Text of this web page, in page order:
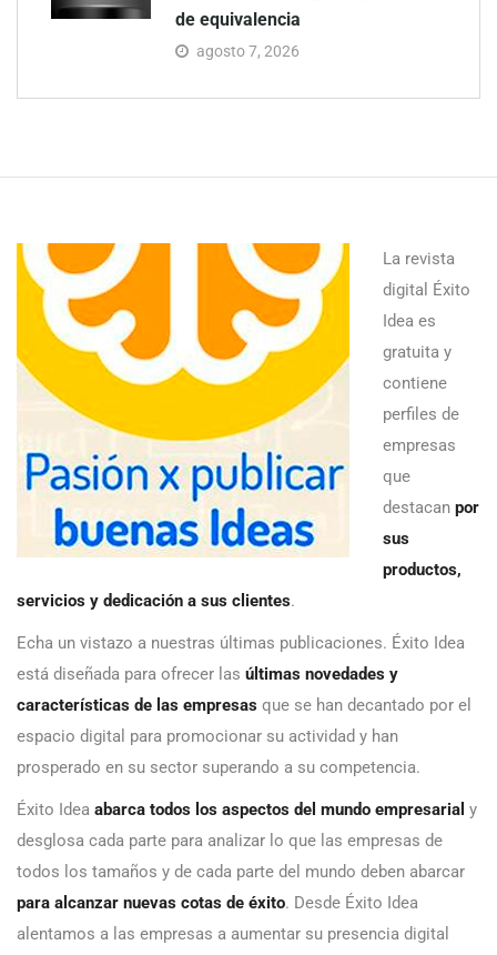
de equivalencia
agosto 7, 2026
La revista
digital Éxito
Idea es
gratuita y
contiene
perfiles de
empresas
que
destacan por
sus
productos,
servicios y dedicación a sus clientes.
Echa un vistazo a nuestras últimas publicaciones. Éxito Idea
está diseñada para ofrecer las últimas novedades y
características de las empresas que se han decantado por el
espacio digital para promocionar su actividad y han
prosperado en su sector superando a su competencia.
Éxito Idea abarca todos los aspectos del mundo empresarial y
desglosa cada parte para analizar lo que las empresas de
todos los tamaños y de cada parte del mundo deben abarcar
para alcanzar nuevas cotas de éxito. Desde Éxito Idea
alentamos a las empresas a aumentar su presencia digital